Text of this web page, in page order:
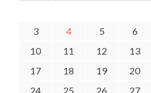
3
4 5 6
10
11 12 13
17
18 19 20
24
25 26 27